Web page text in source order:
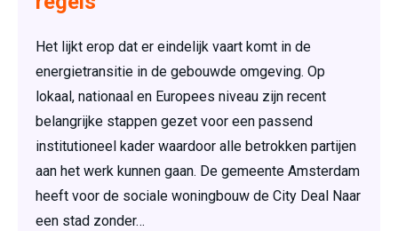
Het lijkt erop dat er eindelijk vaart komt in de
energietransitie in de gebouwde omgeving. Op
lokaal, nationaal en Europees niveau zijn recent
belangrijke stappen gezet voor een passend
institutioneel kader waardoor alle betrokken partijen
aan het werk kunnen gaan. De gemeente Amsterdam
heeft voor de sociale woningbouw de City Deal Naar
een stad zonder…